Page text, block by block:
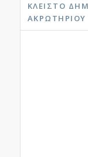
ΚΛΕΙΣΤΌ
ΑΚΡΩΤΗΡΊΟΥ